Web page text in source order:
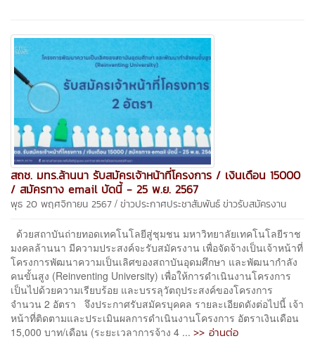
สถช. มทร.ล้านนา รับสมัครเจ้าหน้าที่โครงการ / เงินเดือน 15000
/ สมัครทาง email บัดนี้ - 25 พ.ย. 2567
พุธ 20 พฤศจิกายน 2567 / ข่าวประกาศประชาสัมพันธ์ข่าวรับสมัครงาน
ด้วยสถาบันถ่ายทอดเทคโนโลยีสู่ชุมชน มหาวิทยาลัยเทคโนโลยีราช
มงคลล้านนา มีความประสงค์จะรับสมัครงาน เพื่อจัดจ้างเป็นเจ้าหน้าที่
โครงการพัฒนาความเป็นเลิศของสถาบันอุดมศึกษา และพัฒนากำลัง
คนขั้นสูง (Reinventing University) เพื่อให้การดำเนินงานโครงการ
เป็นไปด้วยความเรียบร้อย และบรรลุวัตถุประสงค์ของโครงการ
จำนวน 2 อัตรา จึงประกาศรับสมัครบุคคล รายละเอียดดังต่อไปนี้ เจ้า
หน้าที่ติดตามและประเมินผลการดำเนินงานโครงการ อัตราเงินเดือน
15,000 บาท/เดือน (ระยะเวลาการจ้าง 4 ... >> อ่านต่อ